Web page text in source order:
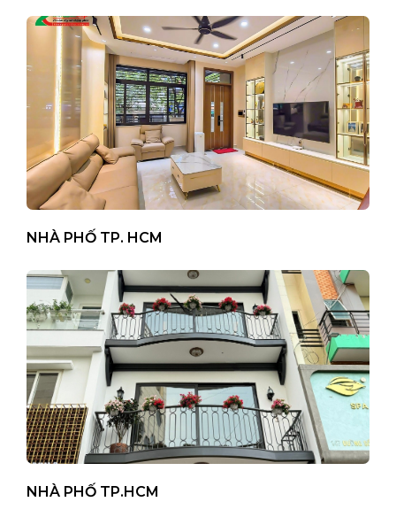
NHÀ PHỐ TP. HCM
NHÀ PHỐ TP.HCM